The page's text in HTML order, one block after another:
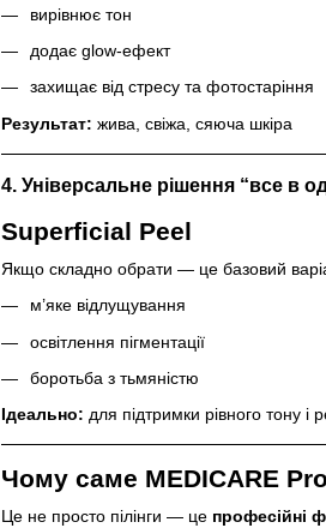
вирівнює тон
додає glow-ефект
захищає від стресу та фотостаріння
Результат: жива, свіжа, сяюча шкіра
4. Універсальне рішення “все в
Superficial Peel
Якщо складно обрати — це базовий
м’яке відлущування
освітлення пігментації
боротьба з тьмяністю
Ідеально: для підтримки рівного тону і
Чому саме MEDICARE
Це не просто пілінги — це професійні